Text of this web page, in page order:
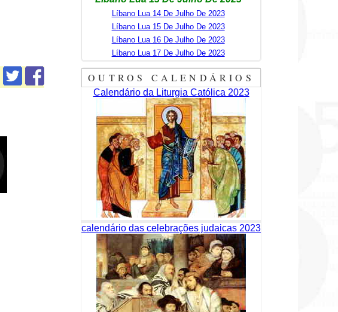
Líbano Lua 14 De Julho De 2023
Líbano Lua 15 De Julho De 2023
Líbano Lua 16 De Julho De 2023
Líbano Lua 17 De Julho De 2023
OUTROS CALENDÁRIOS
Calendário da Liturgia Católica 2023
calendário das celebrações judaicas 2023